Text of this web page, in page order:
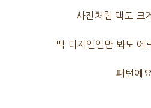
사진처럼 택도 크
딱 디자인인만 봐도 에
패턴예요